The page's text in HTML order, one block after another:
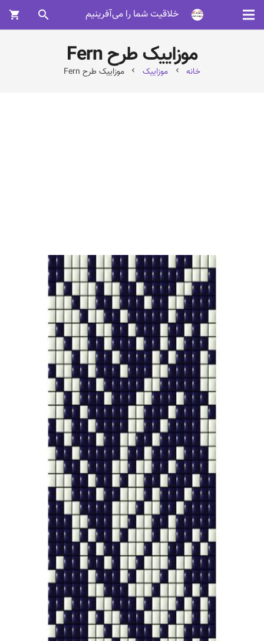
خلاقیت شما را می‌آفرینیم search
shopping_cart
موزاییک طرح Fern
خانه chevron_left موزاییک chevron_left موزاییک طرح Fern